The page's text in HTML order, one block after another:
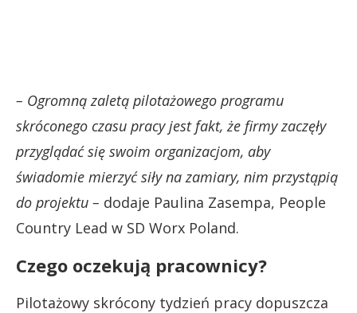
– Ogromną zaletą pilotażowego programu
skróconego czasu pracy jest fakt, że firmy zaczęły
przyglądać się swoim organizacjom, aby
świadomie mierzyć siły na zamiary, nim przystąpią
do projektu – dodaje Paulina Zasempa, People
Country Lead w SD Worx Poland.
Czego oczekują pracownicy?
Pilotażowy skrócony tydzień pracy dopuszcza